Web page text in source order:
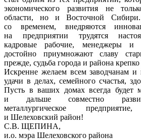
экономического развития не
области, но и Восточной
со временем, внедряются
на предприятии трудятся
кадровые рабочие, менеджеры и
достойно приумножают славу
прежде, судьба города и района крепко
Искренне желаем всем заводчанам и
удачи в делах, семейного счастья,
Пусть в ваших домах всегда будет
и дальше совместно
металлургическое
и Шелеховский район!
С.В. ЩЕПИНА,
и.о. мэра Шелеховского района